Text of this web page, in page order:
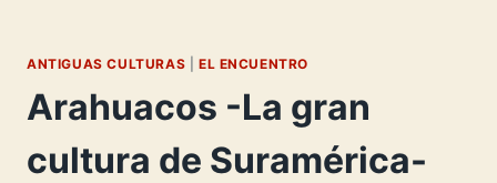
ANTIGUAS CULTURAS EL ENCUENTRO
Arahuacos -La gran
cultura de Suramérica-